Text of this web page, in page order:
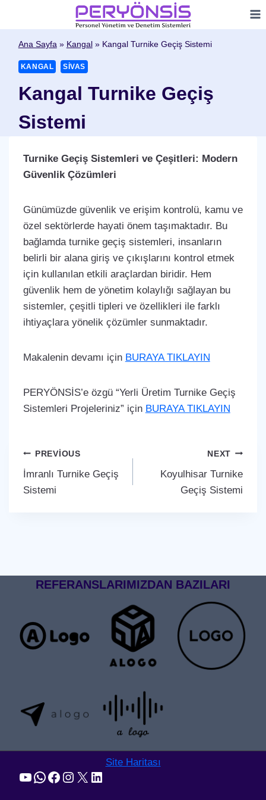
contentAna Sayfa» Kangal» Kangal Turnike Geçiş Sistemi
KANGAL SIVAS
Kangal Turnike Geçiş
Sistemi
Turnike Geçiş Sistemleri ve Çeşitleri: Modern
Güvenlik Çözümleri
Günümüzde güvenlik ve erişim kontrolü, kamu ve
özel sektörlerde hayati önem taşımaktadır. Bu
bağlamda turnike geçiş sistemleri, insanların
belirli bir alana giriş ve çıkışlarını kontrol etmek
için kullanılan etkili araçlardan biridir. Hem
güvenlik hem de yönetim kolaylığı sağlayan bu
sistemler, çeşitli tipleri ve özellikleri ile farklı
ihtiyaçlara yönelik çözümler sunmaktadır.
Makalenin devamı için BURAYA TIKLAYIN
PERYÖNSİS’e özgü “Yerli Üretim Turnike Geçiş
Sistemleri Projeleriniz” için BURAYA TIKLAYIN
Yazı
gezinmesi
PREVIOUS
İmranlı Turnike Geçiş
Sistemi
NEXT
Koyulhisar Turnike
Geçiş Sistemi
REFERANSLARIMIZDAN BAZILARI
Site Haritası
YouTube WhatsApp Facebook Instagram X LinkedIn